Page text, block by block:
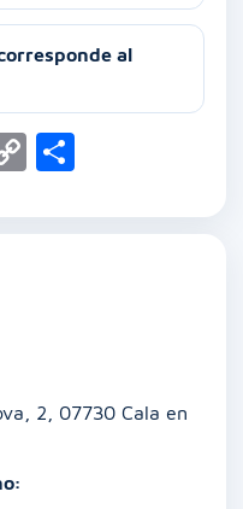
al
C
p m
2, 07730 Cala en